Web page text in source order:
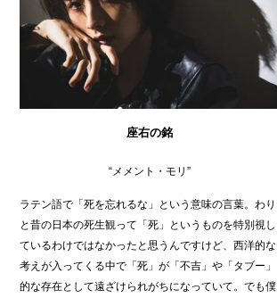
座右の銘
“メメント・モリ”
ラテン語で「死を忘れるな」という意味の言葉。わり
と昔の日本の死生観って「死」というものを特別視し
ているわけではなかったと思うんですけど、西洋的な
考えが入ってくる中で「死」が「不吉」や「タブー」
的な存在として遠ざけられがちになっていて。でも僕